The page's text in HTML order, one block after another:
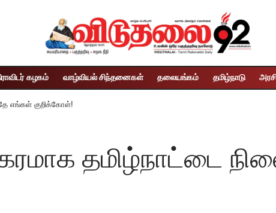
கழகம் வாழ்வியல் சிந்தனைகள் தலையங்கம் தமிழ்நாடு
எங்கள் குறிக்கோள்!
தமிழ்நாட்டை